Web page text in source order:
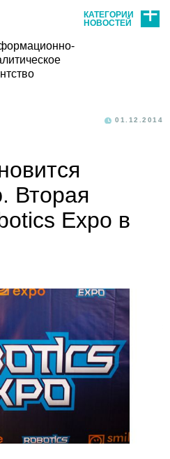
КАТЕГОРИИ
НОВОСТЕЙ
01.12.2014
Вторая
Expo в